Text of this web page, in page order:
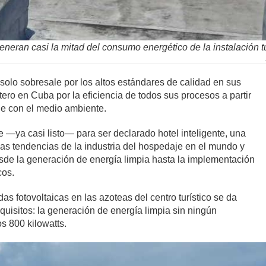
casi la mitad del consumo energético de la instalación
sobresale por los altos estándares de calidad en sus
en Cuba por la eficiencia de todos sus procesos a partir
con el medio ambiente.
—ya casi listo— para ser declarado hotel inteligente, una
tendencias de la industria del hospedaje en el mundo y
la generación de energía limpia hasta la implementación
fotovoltaicas en las azoteas del centro turístico se da
la generación de energía limpia sin ningún
800 kilowatts.